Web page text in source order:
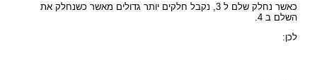
כאשר נחלק שלם ל 3, נקבל חלקים יותר גדולים מאשר כשנחלק את
השלם ב 4.
לכן: